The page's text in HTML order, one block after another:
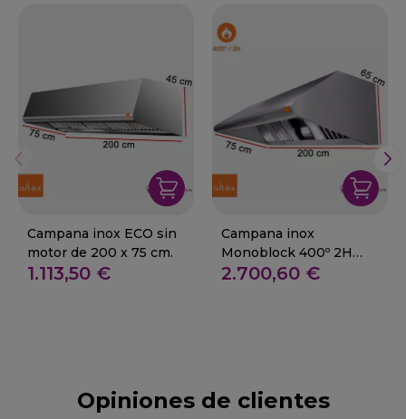
Campana inox ECO sin
motor de 200 x 75 cm.
1.113,50 €
Campana inox
Monoblock 400º 2H
10/10 3/4 de 200 x 75
2.700,60 €
Opiniones de clientes